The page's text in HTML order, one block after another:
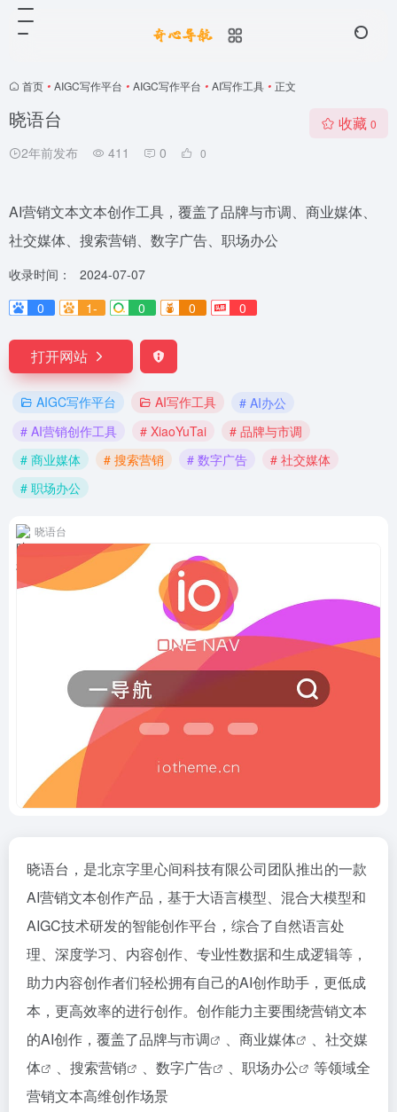
首页 • AIGC写作平台 • AIGC写作平台 • AI写作工具 • 正文
晓语台
2年前发布 411 0 0
收藏 0
AI营销文本文本创作工具，覆盖了品牌与市调、商业媒体、
社交媒体、搜索营销、数字广告、职场办公
收录时间：
2024-07-07
0
1- 0 0 0
打开网站
AIGC写作平台 AI写作工具
# AI办公
# AI营销创作工具
# XiaoYuTai
# 品牌与市调
# 商业媒体
# 搜索营销 # 数字广告
# 社交媒体
# 职场办公
晓语台
晓语台，是北京字里心间科技有限公司团队推出的一款
AI营销文本创作产品，基于大语言模型、混合大模型和
AIGC技术研发的智能创作平台，综合了自然语言处
理、深度学习、内容创作、专业性数据和生成逻辑等，
助力内容创作者们轻松拥有自己的AI创作助手，更低成
本，更高效率的进行创作。创作能力主要围绕营销文本
的AI创作，覆盖了品牌与市调 、 商业媒体 、 社交媒
体
、 搜索营销 、 数字广告 、 职场办公
等领域全
营销文本高维创作场景